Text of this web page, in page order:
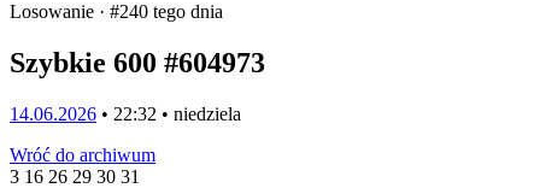
Losowanie · #240 tego dnia
Szybkie 600 #604973
14.06.2026 • 22:32 • niedziela
Wróć do archiwum
3 16 26 29 30 31